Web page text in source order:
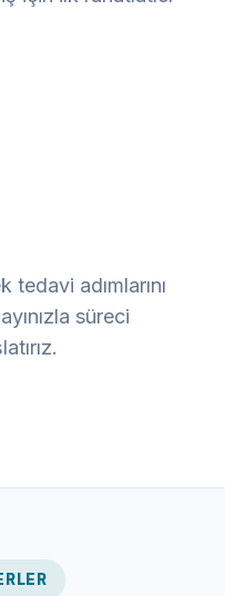
tedavi adımlarını
süreci